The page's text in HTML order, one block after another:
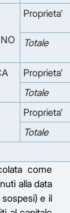
Proprieta'
Totale
Proprieta'
Totale
Proprieta'
Totale
come
alla data
e il